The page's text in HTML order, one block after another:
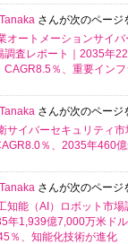
さんが次のページ
オートメーションサイ
調査レポート｜2035年
CAGR8.5％、重要イン
さんが次のページ
サイバーセキュリティ
％、2035年460
さんが次のページ
知能（AI）ロボット市場
年1,939億7,000万米ド
％、知能化技術が進化